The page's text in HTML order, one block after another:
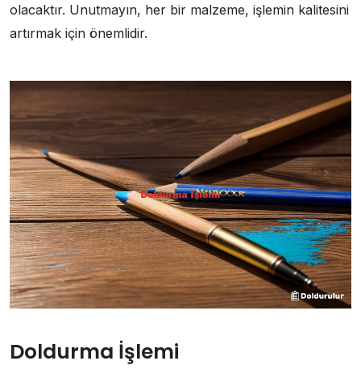
olacaktır. Unutmayın, her bir malzeme, işlemin kalitesini
artırmak için önemlidir.
Doldurma İşlemi